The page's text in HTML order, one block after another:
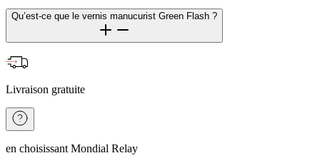
Qu’est-ce que le vernis manucurist Green Flash ?
Livraison gratuite
en choisissant Mondial Relay